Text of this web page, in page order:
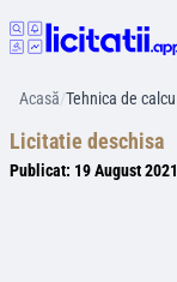
Acasă/Tehnica de calcul
Licitatie deschisa
Publicat: 19 August 2021